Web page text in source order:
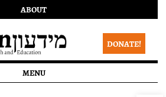
ABOUT
DONATE!
MENU